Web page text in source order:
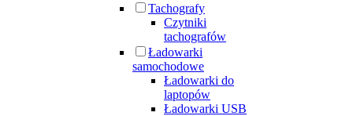
Tachografy
Czytniki
tachografów
Ładowarki
samochodowe
Ładowarki do
laptopów
Ładowarki USB